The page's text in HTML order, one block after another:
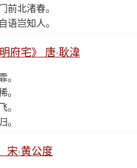
前北渚春。
语岂知人。
府宅》 唐·耿湋
宋·黄公度